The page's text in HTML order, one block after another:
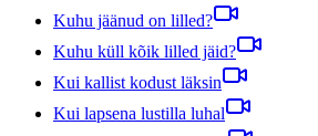
Kuhu jäänud on lilled?
Kuhu küll kõik lilled jäid?
Kui kallist kodust läksin
Kui lapsena lustilla luhal